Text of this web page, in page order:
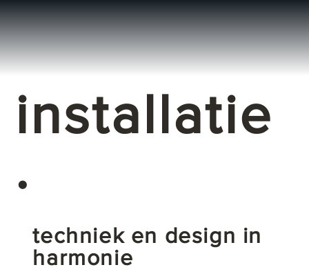
installatie
.
techniek en design in
harmonie